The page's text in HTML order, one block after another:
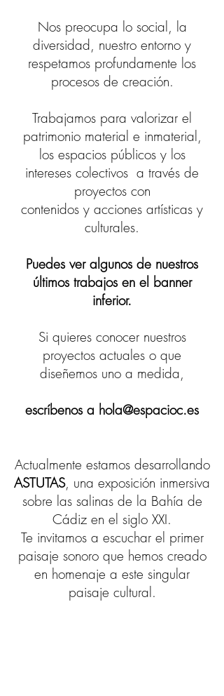
Nos preocupa lo social, la
diversidad, nuestro entorno y
respetamos profundamente los
procesos de creación.
Trabajamos para valorizar el
patrimonio material e inmaterial,
los espacios públicos y los
intereses colectivos a través de
proyectos con
contenidos y acciones artísticas y
culturales.
Puedes ver algunos de nuestros
últimos trabajos en el banner
inferior.
Si quieres conocer nuestros
proyectos actuales o que
diseñemos uno a medida,
escríbenos a hola@espacioc.es
Actualmente estamos desarrollando
ASTUTAS, una exposición inmersiva
sobre las salinas de la Bahía de
Cádiz en el siglo XXI.
Te invitamos a escuchar el primer
paisaje sonoro que hemos creado
en homenaje a este singular
paisaje cultural.